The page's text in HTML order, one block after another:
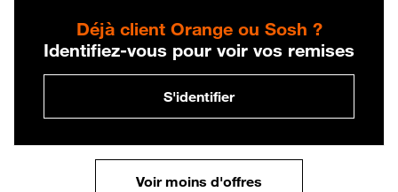
Déjà client Orange ou Sosh ?
Identifiez-vous pour voir vos remises
S'identifier
Voir moins d'offres